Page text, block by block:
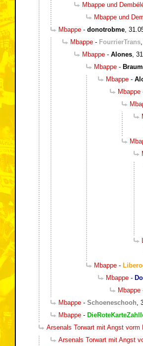
Mbappe und
Mbappe und
Mbappe - donotrobme
Mbappe - FourrierTrans
Mbappe - Alones
Mbappe -
Mbappe -
Mbappe
Mbappe -
Mbappe -
Mbappe
Mbappe - Schoeneschooh
Mbappe -
Arsenals Torwart mit Angst vorm
Arsenals Torwart mit Angst